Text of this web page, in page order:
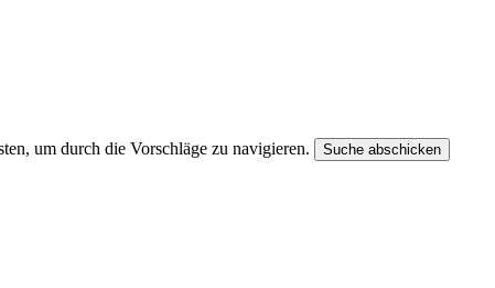
um durch die Vorschläge zu navigieren. Suche abschicken